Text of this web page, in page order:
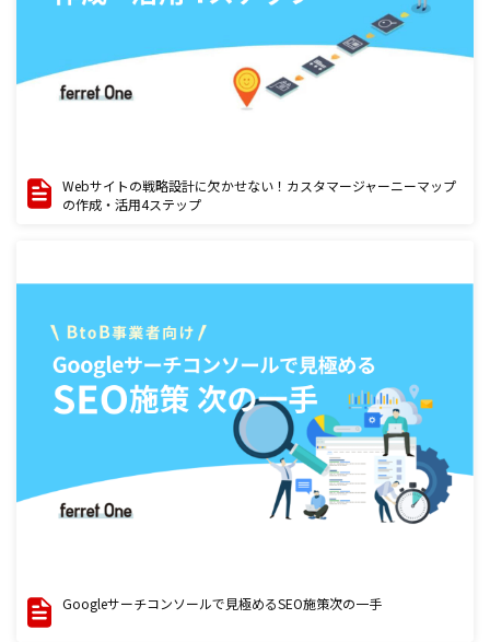
Webサイトの戦略設計に欠かせない！カスタマージャーニーマップ
の作成・活用4ステップ
Googleサーチコンソールで見極めるSEO施策次の一手